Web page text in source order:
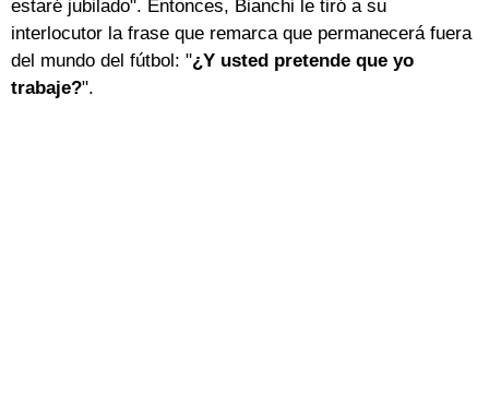
estaré jubilado". Entonces, Bianchi le tiró a su
interlocutor la frase que remarca que permanecerá fuera
del mundo del fútbol: "¿Y usted pretende que yo
trabaje?".